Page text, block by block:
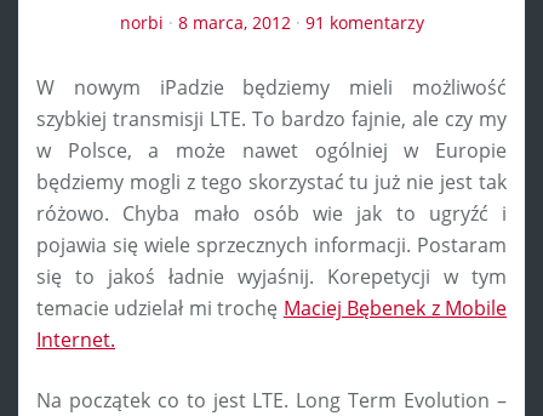
norbi · 8 marca, 2012 · 91 komentarzy
W nowym iPadzie będziemy mieli możliwość
szybkiej transmisji LTE. To bardzo fajnie, ale czy my
w Polsce, a może nawet ogólniej w Europie
będziemy mogli z tego skorzystać tu już nie jest tak
różowo. Chyba mało osób wie jak to ugryźć i
pojawia się wiele sprzecznych informacji. Postaram
się to jakoś ładnie wyjaśnij. Korepetycji w tym
temacie udzielał mi trochę Maciej Bębenek z Mobile
Internet.
Na początek co to jest LTE. Long Term Evolution –